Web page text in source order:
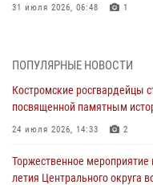
31 июля 2026, 06:48 1
Управления Росгвардии
30 июля 2026, 10:39 9
Костромичи активно
29 июля 2026, 06:26 1
ПОПУЛЯРНЫЕ НОВОСТИ
Костромские росгвардейцы
посвященной памятным
24 июля 2026, 14:33 2
Торжественное
летия Центрального округа